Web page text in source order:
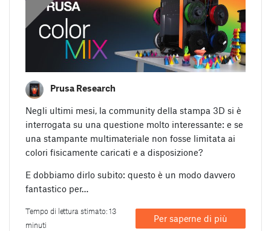
Prusa Research
Negli ultimi mesi, la community della stampa 3D si è
interrogata su una questione molto interessante: e se
una stampante multimateriale non fosse limitata ai
colori fisicamente caricati e a disposizione?
E dobbiamo dirlo subito: questo è un modo davvero
fantastico per…
Tempo di lettura stimato: 13
minuti
Per saperne di più